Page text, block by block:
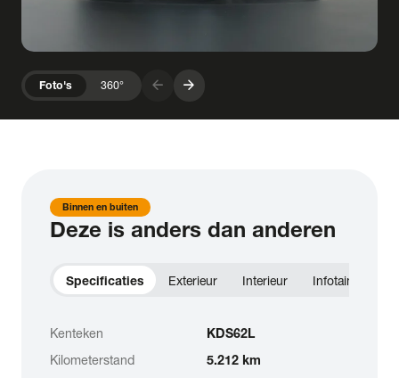
Foto's 360° arrow_forward arrow_forward
Binnen en buiten
Deze is anders dan anderen
Specificaties Exterieur Interieur Infotainment
Kenteken
KDS62L
Kilometerstand
5.212 km